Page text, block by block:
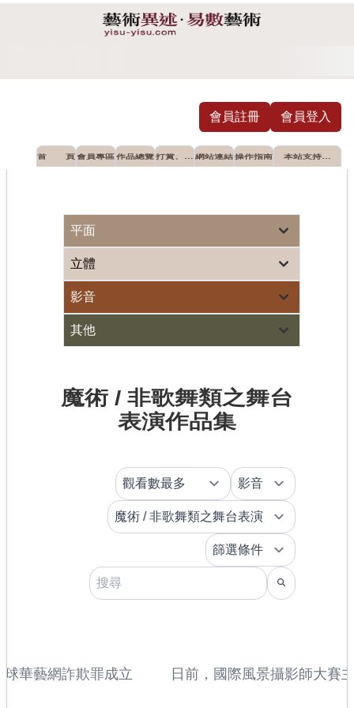
會員註冊 會員登入
首 頁 會員專區 作品總覽 打賞、摸 網站連結 操作指南 本站支持推
平面
立體
影音
其他
魔術 / 非歌舞類之舞台
表演作品集
華藝網詐欺罪成立
日前，國際風景攝影師大賽